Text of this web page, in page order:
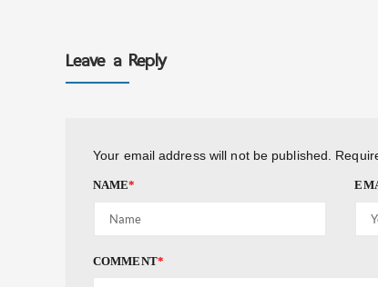
Leave a Reply
Your email address will not be published.
NAME*
COMMENT*